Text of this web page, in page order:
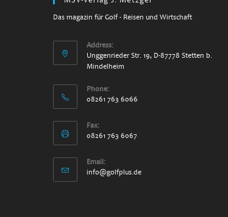
Das magazin für Golf - Reisen und Wirtschaft
Address:
Unggenrieder Str. 19, D-87778 Stetten b.
Mindelheim
Phone:
08261 763 6066
Fax:
08261 763 6067
Email:
info@golfplus.de